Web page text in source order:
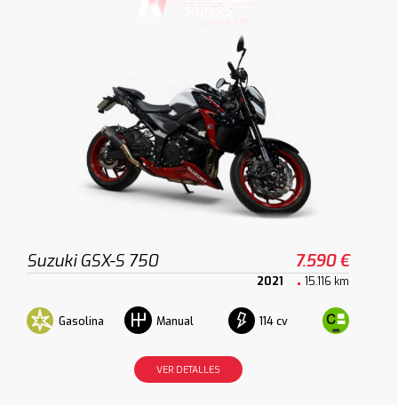
Suzuki GSX-S 750 7.590 €
2021 15.116 km
Gasolina Manual 114 cv
VER DETALLES